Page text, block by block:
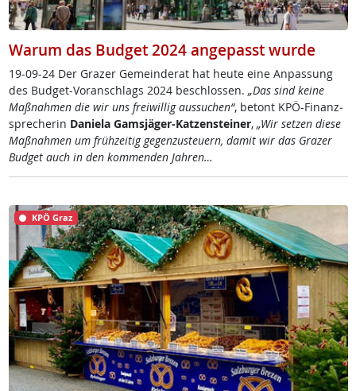
Warum das Budget 2024 angepasst wurde
19-09-24 Der Gra­zer Ge­mein­de­rat hat heu­te ei­ne An­pas­sung
des Bud­get-Vor­an­schlags 2024 be­sch­los­sen. „Das sind kei­ne
Maß­nah­men die wir uns frei­wil­lig aus­su­chen“, be­tont KPÖ-Fi­nanz­
sp­re­che­rin Da­nie­la Gams­jä­ger-Kat­zen­stei­ner, „Wir set­zen die­se
Maß­nah­men um früh­zei­tig ge­gen­zu­steu­ern, da­mit wir das Gra­zer
Bud­get auch in den kom­men­den Jah­ren…
KPÖ Graz